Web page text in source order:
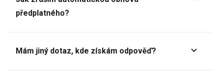
předplatného?
Mám jiný dotaz, kde získám odpověď?